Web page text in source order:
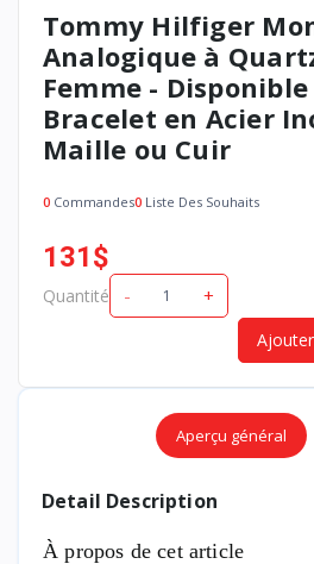
Tommy Hilfiger
Analogique à
Femme -
Bracelet en Acier
Maille ou Cuir
0 Commandes0 Liste Des Souhaits
131$
Quantité - +
Aperçu général
Detail Description
À propos de cet article